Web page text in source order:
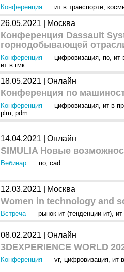
Конференция ит в транспорте,
26.05.2021 | Москва
Конференция Dassault
горнодобывающей
Конференция цифровизация, по, ит
ит в гмк
18.05.2021 | Онлайн
Конференция по
Конференция цифровизация, ит в
plm, pdm
14.04.2021 | Онлайн
SIMULIA Новые
Вебинар по, cad
12.03.2021 | Москва
Women in technology and
Встреча рынок ит (тенденции ит),
08.02.2021 | Онлайн
3DEXPERIENCE WORLD
Конференция vr, цифровизация, ит